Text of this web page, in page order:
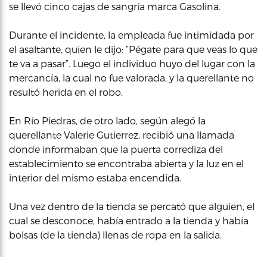
se llevó cinco cajas de sangría marca Gasolina.
Durante el incidente, la empleada fue intimidada por
el asaltante, quien le dijo: “Pégate para que veas lo que
te va a pasar”. Luego el individuo huyo del lugar con la
mercancía, la cual no fue valorada, y la querellante no
resultó herida en el robo.
En Río Piedras, de otro lado, según alegó la
querellante Valerie Gutierrez, recibió una llamada
donde informaban que la puerta corrediza del
establecimiento se encontraba abierta y la luz en el
interior del mismo estaba encendida.
Una vez dentro de la tienda se percató que alguien, el
cual se desconoce, había entrado a la tienda y había
bolsas (de la tienda) llenas de ropa en la salida.